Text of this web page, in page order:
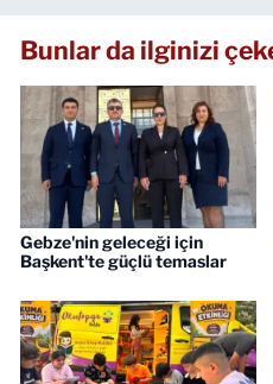
Bunlar da ilginizi
Gebze'nin geleceği için
Başkent'te güçlü temaslar